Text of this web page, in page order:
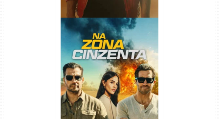
Na Zona Cinzenta Torrent
(2026) WEB-DL 1080p/4K
Dual Áudio